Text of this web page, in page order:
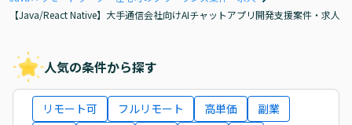
【Java/React Native】大手通信会社向けAIチャットアプリ開発支援案件・求人
人気の条件から探す
リモート可 フルリモート 高単価
副業